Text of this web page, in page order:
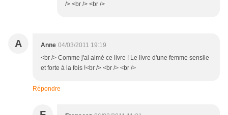
/> <br /> <br />
A Anne 04/03/2011 19:19
<br /> Comme j'ai aimé ce livre ! Le livre d'une femme sensile
et forte à la fois !<br /> <br /> <br />
Répondre